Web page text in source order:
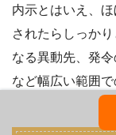
内示とはいえ、
されたらしっか
なる異動先、発
など幅広い範囲で